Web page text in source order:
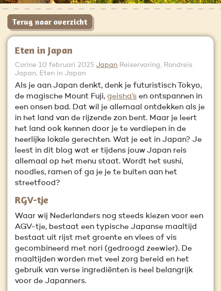
Eten in Japan
Corine 10 februari 2025 Japan Reiservaring, Rondreis
Japan, Eten in Japan
Als je aan Japan denkt, denk je futuristisch Tokyo,
de magische Mount Fuji, geisha’s en ontspannen in
een onsen bad. Dat wil je allemaal ontdekken als je
in het land van de rijzende zon bent. Maar je leert
het land ook kennen door je te verdiepen in de
heerlijke lokale gerechten. Wat je eet in Japan? Je
leest in dit blog wat er tijdens jouw Japan reis
allemaal op het menu staat. Wordt het sushi,
noodles, ramen of ga je je te buiten aan het
streetfood?
RGV-tje
Waar wij Nederlanders nog steeds kiezen voor een
AGV-tje, bestaat een typische Japanse maaltijd
bestaat uit rijst met groente en vlees of vis
gecombineerd met nori (gedroogd zeewier). De
maaltijden worden met veel zorg bereid en het
gebruik van verse ingrediënten is heel belangrijk
voor de Japanners.
Terug naar overzicht